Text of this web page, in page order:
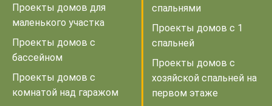
Проекты домов для
маленького участка
Проекты домов с
бассейном
Проекты домов с
комнатой над гаражом
спальнями
Проекты домов с 1
спальней
Проекты домов с
хозяйской спальней на
первом этаже